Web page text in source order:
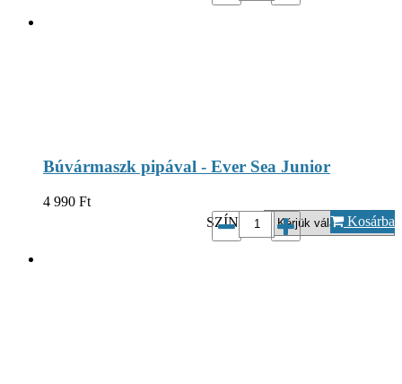
Búvármaszk pipával - Ever Sea Junior
4 990 Ft
SZÍN...*:
Kosárba